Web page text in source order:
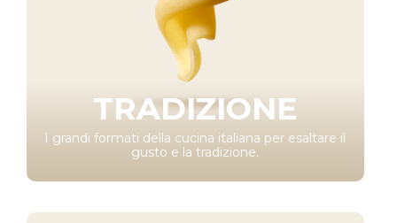
TRADIZIONE
I grandi formati della cucina italiana per esaltare il
gusto e la tradizione.